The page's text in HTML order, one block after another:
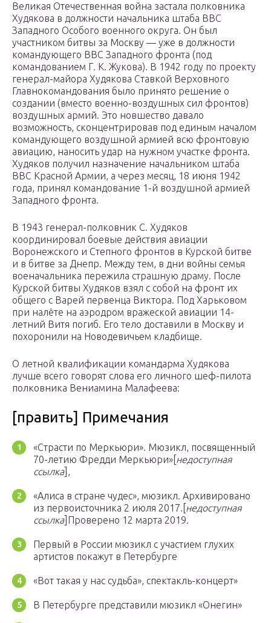
Великая Отечественная война застала полковника
Худякова в должности начальника штаба ВВС
Западного Особого военного округа. Он был
участником битвы за Москву — уже в должности
командующего ВВС Западного фронта (под
командованием Г. К. Жукова). В 1942 году по проекту
генерал-майора Худякова Ставкой Верховного
Главнокомандования было принято решение о
создании (вместо военно-воздушных сил фронтов)
воздушных армий. Это новшество давало
возможность, сконцентрировав под единым началом
командующего воздушной армией всю фронтовую
авиацию, наносить удар на нужном участке фронта.
Худяков получил назначение начальником штаба
ВВС Красной Армии, а через месяц, 18 июня 1942
года, принял командование 1-й воздушной армией
Западного фронта.
В 1943 генерал-полковник С. Худяков
координировал боевые действия авиации
Воронежского и Степного фронтов в Курской битве
и в битве за Днепр. Между тем, в дни войны семья
военачальника пережила страшную драму. После
Курской битвы Худяков взял с собой на фронт их
общего с Варей первенца Виктора. Под Харьковом
при налёте на аэродром вражеской авиации 14-
летний Витя погиб. Его тело доставили в Москву и
похоронили на Новодевичьем кладбище.
О летной квалификации командарма Худякова
лучше всего говорят слова его личного шеф-пилота
полковника Вениамина Малафеева:
[править] Примечания
«Страсти по Меркьюри». Мюзикл, посвященный
70-летию Фредди Меркьюри»[ недоступная
ссылка],
«Алиса в стране чудес», мюзикл. Архивировано
из первоисточника 2 июля 2017. недоступная
ссылка] Проверено 12 марта 2019.
Первый в России мюзикл с участием глухих
артистов покажут в Петербурге
«Вот такая у нас судьба», спектакль-концерт»
В Петербурге представили мюзикл «Онегин»